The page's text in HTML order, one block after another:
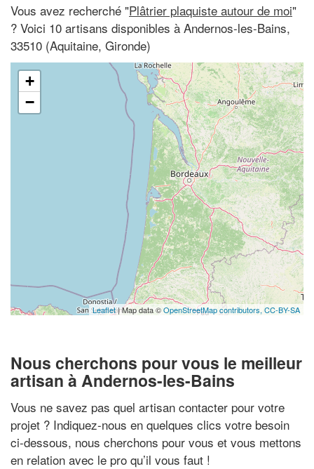
Vous avez recherché "Plâtrier plaquiste autour de moi"
? Voici 10 artisans disponibles à Andernos-les-Bains,
33510 (Aquitaine, Gironde)
+
−
Leaflet| Map data ©OpenStreetMap contributors, CC-BY-SA
Nous cherchons pour vous le meilleur
artisan à Andernos-les-Bains
Vous ne savez pas quel artisan contacter pour votre
projet ? Indiquez-nous en quelques clics votre besoin
ci-dessous, nous cherchons pour vous et vous mettons
en relation avec le pro qu’il vous faut !